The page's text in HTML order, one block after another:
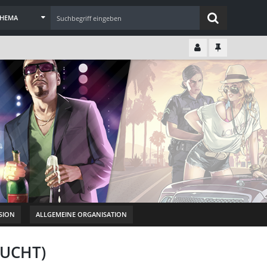
ALLGEMEINE ORGANISATION